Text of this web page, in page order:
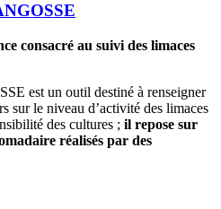
consacré au suivi des limaces
est un outil destiné à renseigner
sur le niveau d’activité des limaces
des cultures ; il repose sur
réalisés par des